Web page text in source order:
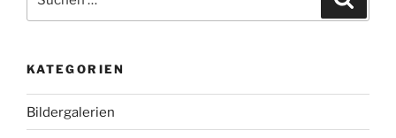
KATEGORIEN
Bildergalerien